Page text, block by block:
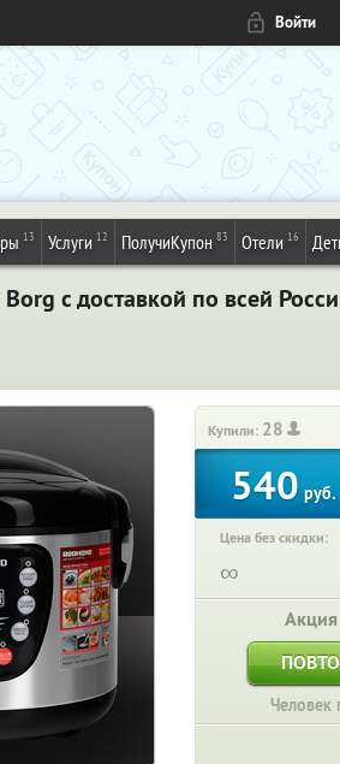
Войти
13 Услуги 12 ПолучиКупон 83 Отели 16
с доставкой по всей
Купили: 28
540 руб.
Цена без скидки:
∞
Человек